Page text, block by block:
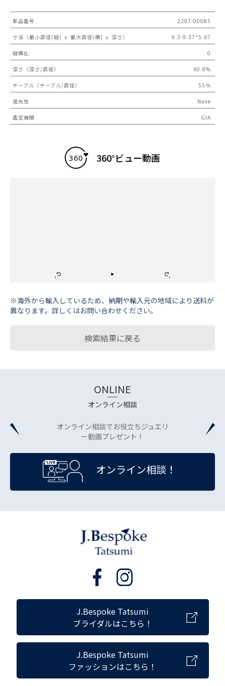
単品番号 2207-00085
寸法（最小直径(縦) ｘ 最大直径(横) ｘ 深さ） 9.3-9.37*5.67
縦横比 0
深さ（深さ/直径） 60.8%
テーブル（テーブル/直径） 55％
蛍光性 None
鑑定機関 GIA
360°ビュー動画
※海外から輸⼊しているため、納期や輸⼊元の地域により送料が
異なります。詳しくはお問い合わせください。
検索結果に戻る
ONLINE
オンライン相談
オンライン相談でお役立ちジュエリ
ー動画プレゼント！
オンライン相談！
J.Bespoke Tatsumi
ブライダルはこちら！
J.Bespoke Tatsumi
ファッションはこちら！